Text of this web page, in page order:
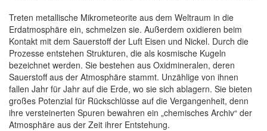
Treten metallische Mikrometeorite aus dem Weltraum in die
Erdatmosphäre ein, schmelzen sie. Außerdem oxidieren beim
Kontakt mit dem Sauerstoff der Luft Eisen und Nickel. Durch die
Prozesse entstehen Strukturen, die als kosmische Kugeln
bezeichnet werden. Sie bestehen aus Oxidmineralen, deren
Sauerstoff aus der Atmosphäre stammt. Unzählige von ihnen
fallen Jahr für Jahr auf die Erde, wo sie sich ablagern. Sie bieten
großes Potenzial für Rückschlüsse auf die Vergangenheit, denn
ihre versteinerten Spuren bewahren ein „chemisches Archiv“ der
Atmosphäre aus der Zeit ihrer Entstehung.